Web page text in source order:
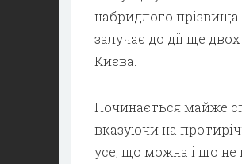
набридлого
залучає до дії ще
Києва.
Починається майже
вказуючи на
усе, що можна і що не